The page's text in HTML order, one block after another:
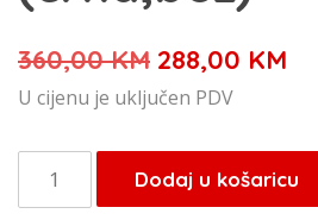
360,00KM Izvorna
cijena
je:
360,00 KM.
288,00 KM
U cijenu je uključen PDV
posteljina
Dodaj u košaricu